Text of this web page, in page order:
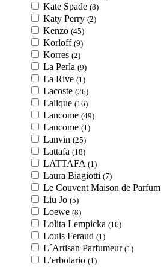
Kate Spade (8)
Katy Perry (2)
Kenzo (45)
Korloff (9)
Korres (2)
La Perla (9)
La Rive (1)
Lacoste (26)
Lalique (16)
Lancome (49)
Lancome (1)
Lanvin (25)
Lattafa (18)
LATTAFA (1)
Laura Biagiotti (7)
Le Couvent Maison de Parfum
Liu Jo (5)
Loewe (8)
Lolita Lempicka (16)
Louis Feraud (1)
L´Artisan Parfumeur (1)
L’erbolario (1)